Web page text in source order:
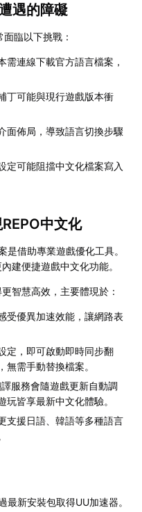
遇的障礙
臨以下挑戰：
需連線下載官方語言檔案，
丁可能與現行遊戲版本衝
面佈局，導致語言切換步驟
定可能阻擋中文化檔案寫入
中文化
借助專業遊戲優化工具。
建便捷遊戲中文化功能。
智慧高效，主要體現於：
受優異加速效能，讓網路表
定，即可啟動即時同步翻
需手動替換檔案。
譯服務會隨遊戲更新自動調
皆享最新中文化體驗。
支援日語、韓語等多種語言
新安裝包取得UU加速器。